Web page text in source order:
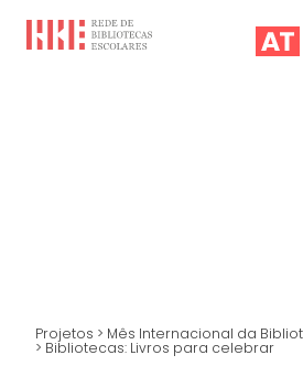
Projetos > Mês Internacional da
> Bibliotecas: Livros para celebrar